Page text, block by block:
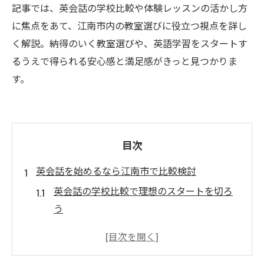
記事では、英会話の学校比較や体験レッスンの活かし方
に焦点をあて、江南市内の教室選びに役立つ視点を詳し
く解説。納得のいく教室選びや、英語学習をスタートす
るうえで得られる安心感と満足感がきっと見つかりま
す。
目次
英会話を始めるなら江南市で比較検討
英会話の学校比較で理想のスタートを切ろ
う
江南市で英会話を学ぶ魅力やメリットを紹